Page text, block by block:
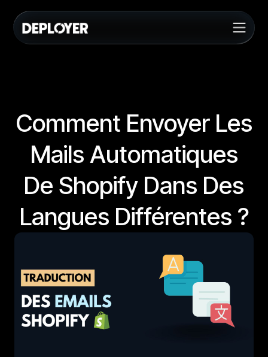
Comment Envoyer Les
Mails Automatiques
De Shopify Dans Des
Langues Différentes ?